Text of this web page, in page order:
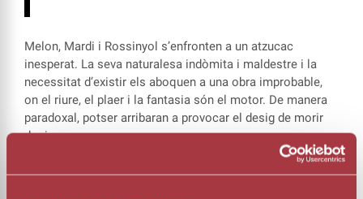
Melon, Mardi i Rossinyol s’enfronten a un atzucac
inesperat. La seva naturalesa indòmita i maldestre i la
necessitat d’existir els aboquen a una obra improbable,
on el riure, el plaer i la fantasia són el motor. De manera
paradoxal, potser arribaran a provocar el desig de morir
de riure.
és una companyia que neix al 1991 fruit
d’una sinergia de recerca inquieta i energia jove en la